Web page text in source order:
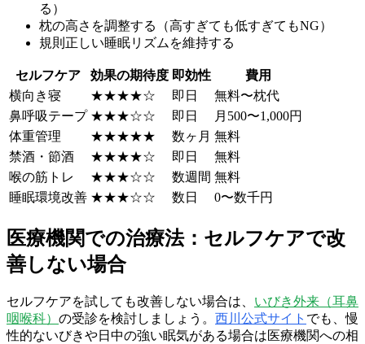
る）
枕の高さを調整する（高すぎても低すぎてもNG）
規則正しい睡眠リズムを維持する
セルフケア 効果の期待度 即効性
費用
横向き寝
★★★★☆ 即日
無料〜枕代
鼻呼吸テープ ★★★☆☆ 即日
月500〜1,000円
体重管理
★★★★★ 数ヶ月 無料
禁酒・節酒
★★★★☆ 即日
無料
喉の筋トレ
★★★☆☆ 数週間 無料
睡眠環境改善 ★★★☆☆ 数日 0〜数千円
医療機関での治療法：セルフケアで改
善しない場合
セルフケアを試しても改善しない場合は、 いびき外来（耳鼻
咽喉科） の受診を検討しましょう。 西川公式サイト でも、慢
性的ないびきや日中の強い眠気がある場合は医療機関への相